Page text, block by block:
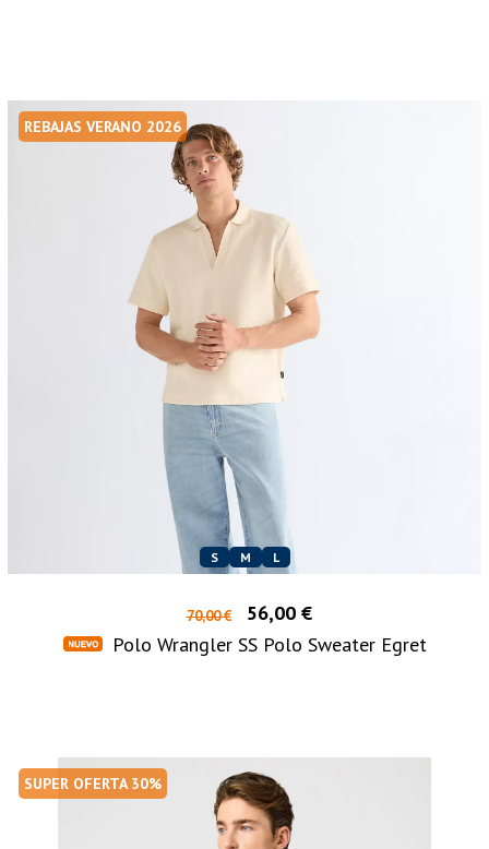
REBAJAS VERANO 2026
S M L
70,00 €
56,00 €
Polo Wrangler SS Polo Sweater Egret
SUPER OFERTA 30%